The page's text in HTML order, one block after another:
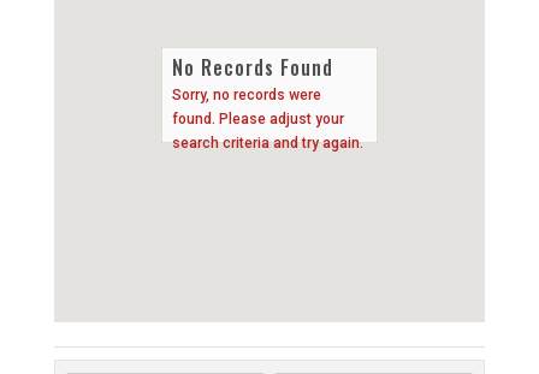
No Records Found
Sorry, no records were
found. Please adjust your
search criteria and try again.